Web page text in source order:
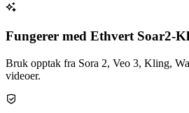
Fungerer med Ethvert Soar2-
Bruk opptak fra Sora 2, Veo 3, Kling,
videoer.